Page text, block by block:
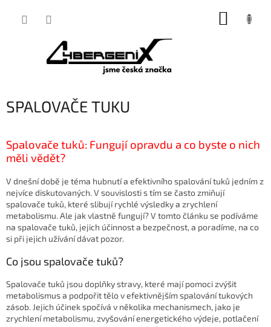
SPALOVAČE TUKU
Spalovače tuků: Fungují opravdu a co byste o nich
měli vědět?
V dnešní době je téma hubnutí a efektivního spalování tuků jedním z
nejvíce diskutovaných. V souvislosti s tím se často zmiňují
spalovače tuků, které slibují rychlé výsledky a zrychlení
metabolismu. Ale jak vlastně fungují? V tomto článku se podíváme
na spalovače tuků, jejich účinnost a bezpečnost, a poradíme, na co
si při jejich užívání dávat pozor.
Co jsou spalovače tuků?
Spalovače tuků jsou doplňky stravy, které mají pomoci zvýšit
metabolismus a podpořit tělo v efektivnějším spalování tukových
zásob. Jejich účinek spočívá v několika mechanismech, jako je
zrychlení metabolismu, zvyšování energetického výdeje, potlačení